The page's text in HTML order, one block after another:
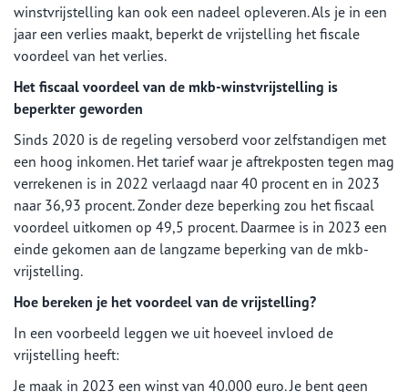
winstvrijstelling kan ook een nadeel opleveren. Als je in een
jaar een verlies maakt, beperkt de vrijstelling het fiscale
voordeel van het verlies.
Het fiscaal voordeel van de mkb-winstvrijstelling is
beperkter geworden
Sinds 2020 is de regeling versoberd voor zelfstandigen met
een hoog inkomen. Het tarief waar je aftrekposten tegen mag
verrekenen is in 2022 verlaagd naar 40 procent en in 2023
naar 36,93 procent. Zonder deze beperking zou het fiscaal
voordeel uitkomen op 49,5 procent. Daarmee is in 2023 een
einde gekomen aan de langzame beperking van de mkb-
vrijstelling.
Hoe bereken je het voordeel van de vrijstelling?
In een voorbeeld leggen we uit hoeveel invloed de
vrijstelling heeft:
Je maak in 2023 een winst van 40.000 euro. Je bent geen